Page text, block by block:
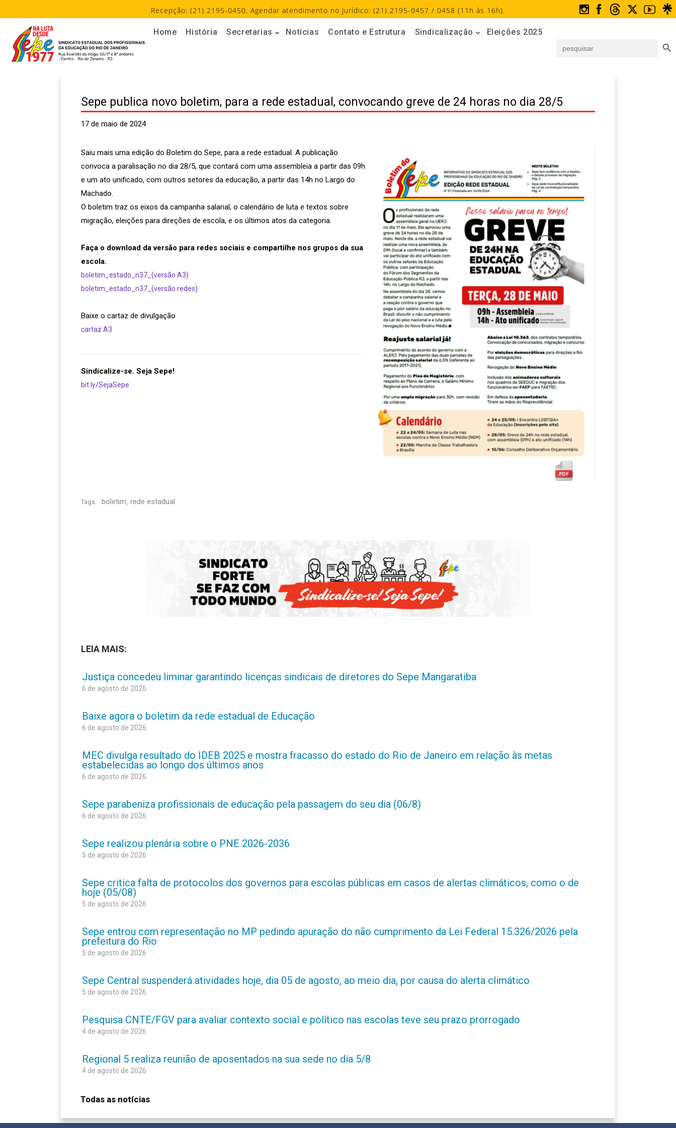
Recepção: (21) 2195-0450. Agendar atendimento no Jurídico: (21) 2195-0457 / 0458 (11h às 16h).
Home História Secretarias Notícias Contato e Estrutura Sindicalização
Eleições 2025
for:
Sepe publica novo boletim, para a rede estadual, convocando greve de 24 horas no dia 28/5
17 de maio de 2024
Saiu mais uma edição do Boletim do Sepe, para a rede estadual. A publicação
convoca a paralisação no dia 28/5, que contará com uma assembleia a partir das 09h
e um ato unificado, com outros setores da educação, a partir das 14h no Largo do
Machado.
O boletim traz os eixos da campanha salarial, o calendário de luta e textos sobre
migração, eleições para direções de escola, e os últimos atos da categoria.
Faça o download da versão para redes sociais e compartilhe nos grupos da sua
escola.
boletim_estado_n37_(versão A3)
boletim_estado_n37_(versão redes)
Baixe o cartaz de divulgação
cartaz A3
Sindicalize-se. Seja Sepe!
bit.ly/SejaSepe
Tags: boletim rede estadual
LEIA MAIS:
Justiça concedeu liminar garantindo licenças sindicais de diretores do Sepe Mangaratiba
6 de agosto de 2026
Baixe agora o boletim da rede estadual de Educação
6 de agosto de 2026
MEC divulga resultado do IDEB 2025 e mostra fracasso do estado do Rio de Janeiro em relação às metas
estabelecidas ao longo dos últimos anos
6 de agosto de 2026
Sepe parabeniza profissionais de educação pela passagem do seu dia (06/8)
6 de agosto de 2026
Sepe realizou plenária sobre o PNE 2026-2036
5 de agosto de 2026
Sepe critica falta de protocolos dos governos para escolas públicas em casos de alertas climáticos, como o de
hoje (05/08)
5 de agosto de 2026
Sepe entrou com representação no MP pedindo apuração do não cumprimento da Lei Federal 15.326/2026 pela
prefeitura do Rio
5 de agosto de 2026
Sepe Central suspenderá atividades hoje, dia 05 de agosto, ao meio dia, por causa do alerta climático
5 de agosto de 2026
Pesquisa CNTE/FGV para avaliar contexto social e político nas escolas teve seu prazo prorrogado
4 de agosto de 2026
Regional 5 realiza reunião de aposentados na sua sede no dia 5/8
4 de agosto de 2026
Todas as notícias